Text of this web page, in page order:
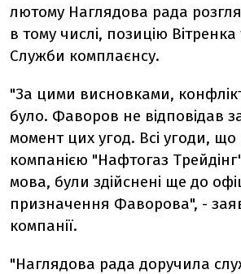
лютому Наглядова рада
в тому числі, позицію
Служби комплаєнсу.
"За цими висновками,
було. Фаворов не відповідав
момент цих угод. Всі угоди, що
компанією "Нафтогаз
мова, були здійснені ще до
призначення Фаворова", -
компанії.
"Наглядова рада доручила